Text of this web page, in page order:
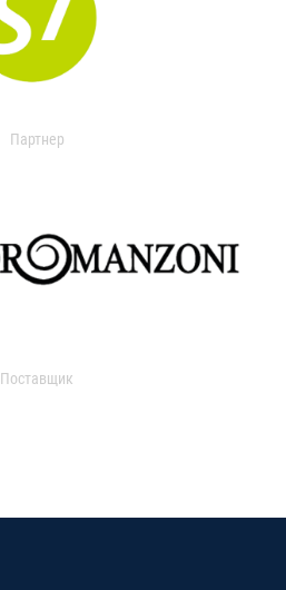
Партнер
Поставщик